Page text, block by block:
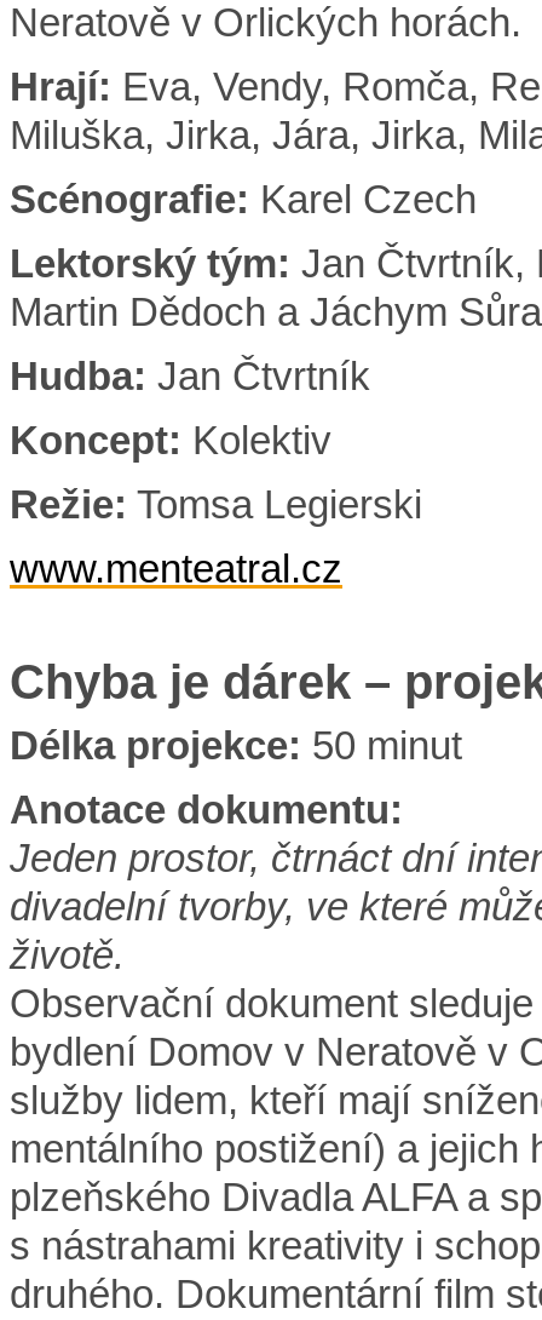
Neratově v Orlických horách.
Hrají: Eva, Vendy, Romča,
Miluška, Jirka, Jára, Jirka,
Scénografie: Karel Czech
Lektorský tým: Jan Čtvrtník,
Martin Dědoch a Jáchym Sůra
Hudba: Jan Čtvrtník
Koncept: Kolektiv
Režie: Tomsa Legierski
www.menteatral.cz
Chyba je dárek –
Délka projekce: 50 minut
Anotace dokumentu:
Jeden prostor, čtrnáct dní
divadelní tvorby, ve které
životě.
Observační dokument
bydlení Domov v Neratově v
služby lidem, kteří mají
mentálního postižení) a jejich
plzeňského Divadla ALFA a
s nástrahami kreativity i
druhého. Dokumentární film